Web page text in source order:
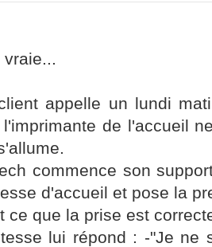
vraie...
appelle un lundi
de l'accueil
commence son
d'accueil et pose la
ce que la prise est
lui répond : -"Je ne